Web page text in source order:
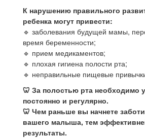
К нарушению правильного
ребенка могут привести:
🔹 заболевания будущей мамы,
время беременности;
🔹 прием медикаментов;
🔹 плохая гигиена полости рта;
🔹 неправильные пищевые
🦷 За полостью рта необходимо
постоянно и регулярно.
🦷 Чем раньше вы начнете
вашего малыша, тем
результаты.